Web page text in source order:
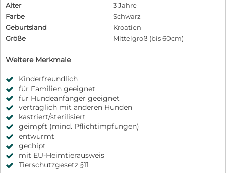
Alter
3 Jahre
Farbe
Schwarz
Geburtsland
Kroatien
Größe
Mittelgroß (bis 60cm)
Weitere Merkmale
Kinderfreundlich
für Familien geeignet
für Hundeanfänger geeignet
verträglich mit anderen Hunden
kastriert/sterilisiert
geimpft (mind. Pflichtimpfungen)
entwurmt
gechipt
mit EU-Heimtierausweis
Tierschutzgesetz §11